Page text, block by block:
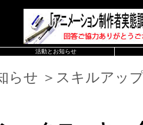
活動とお知らせ
らせ ＞スキルアッ